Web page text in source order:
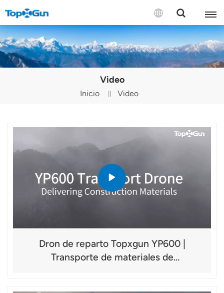
CONTÁCTENOS
English
Português(Portugal)
Português(Brasil)
Türkçe
Tiếng Việt
Video
Inicio Video
Dron de reparto Topxgun YP600 |
Transporte de materiales de